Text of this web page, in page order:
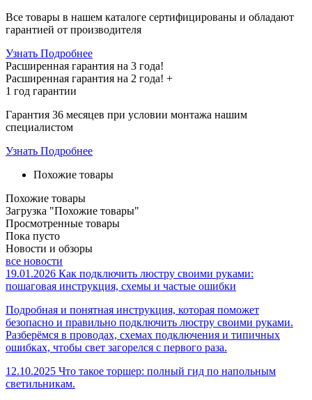
Все товары в нашем каталоге сертифицированы и обладают
гарантией от производителя
Узнать Подробнее
Расширенная гарантия на 3 года!
Расширенная гарантия на 2 года! +
1 год гарантии
Гарантия 36 месяцев при условии монтажа нашим
специалистом
Узнать Подробнее
Похожие товары
Похожие товары
Загрузка "Похожие товары"
Просмотренные товары
Пока пусто
Новости и обзоры
все новости
19.01.2026 Как подключить люстру своими руками:
пошаговая инструкция, схемы и частые ошибки
Подробная и понятная инструкция, которая поможет
безопасно и правильно подключить люстру своими руками.
Разберёмся в проводах, схемах подключения и типичных
ошибках, чтобы свет загорелся с первого раза.
12.10.2025 Что такое торшер: полный гид по напольным
светильникам.